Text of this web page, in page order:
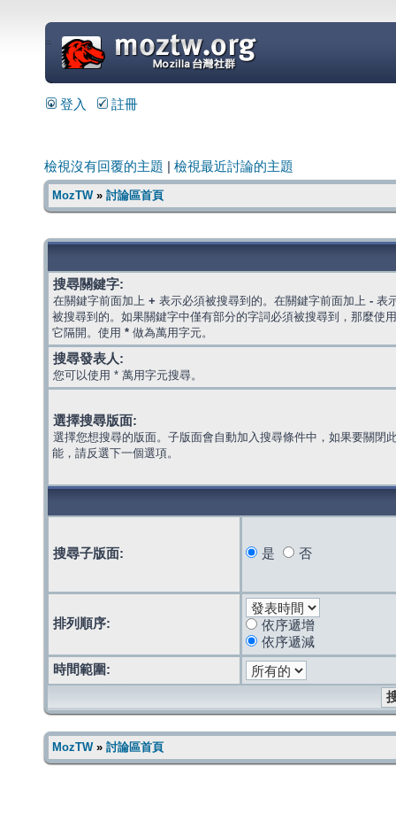
=
登入 註冊
檢視沒有回覆的主題 檢視最近討論的主題
MozTW» 討論區首頁
搜尋關鍵字:
在關鍵字前面加上 + 表示必須被搜尋到的。在關鍵字前面加上 - 表
被搜尋到的。如果關鍵字中僅有部分的字詞必須被搜尋到，那麼使
它隔開。使用 * 做為萬用字元。
搜尋發表人:
您可以使用 * 萬用字元搜尋。
選擇搜尋版面:
選擇您想搜尋的版面。子版面會自動加入搜尋條件中，如果要關閉
能，請反選下一個選項。
搜尋子版面: 是 否
排列順序:
依序遞增
依序遞減
時間範圍:
MozTW» 討論區首頁